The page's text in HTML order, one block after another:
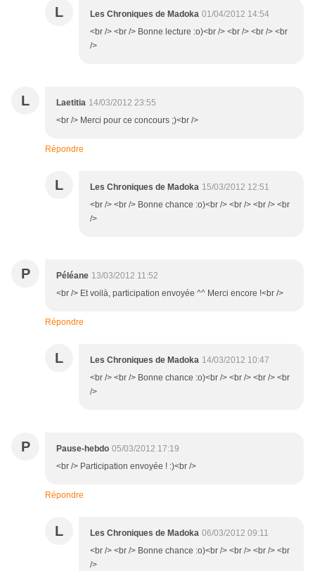
L Les Chroniques de Madoka 01/04/2012 14:54
<br /> <br /> Bonne lecture :o)<br /> <br /> <br /> <br
/>
L Laetitia 14/03/2012 23:55
<br /> Merci pour ce concours ;)<br />
Répondre
L Les Chroniques de Madoka 15/03/2012 12:51
<br /> <br /> Bonne chance :o)<br /> <br /> <br /> <br
/>
P Péléane 13/03/2012 11:52
<br /> Et voilà, participation envoyée ^^ Merci encore !<br />
Répondre
L Les Chroniques de Madoka 14/03/2012 10:47
<br /> <br /> Bonne chance :o)<br /> <br /> <br /> <br
/>
P Pause-hebdo 05/03/2012 17:19
<br /> Participation envoyée ! :)<br />
Répondre
L Les Chroniques de Madoka 06/03/2012 09:11
<br /> <br /> Bonne chance :o)<br /> <br /> <br /> <br
/>